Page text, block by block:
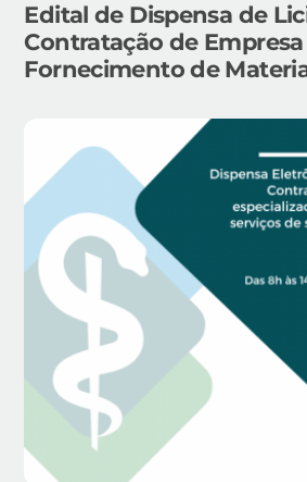
Edital de Dispensa de
Contratação de
Fornecimento de